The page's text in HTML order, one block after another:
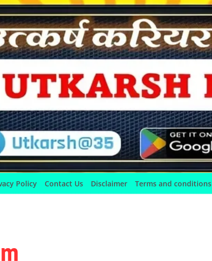
Policy Contact Us Disclaimer Terms and conditions